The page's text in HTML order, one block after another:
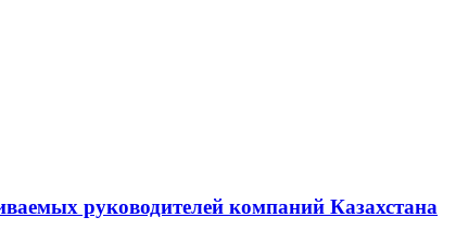
руководителей компаний Казахстана